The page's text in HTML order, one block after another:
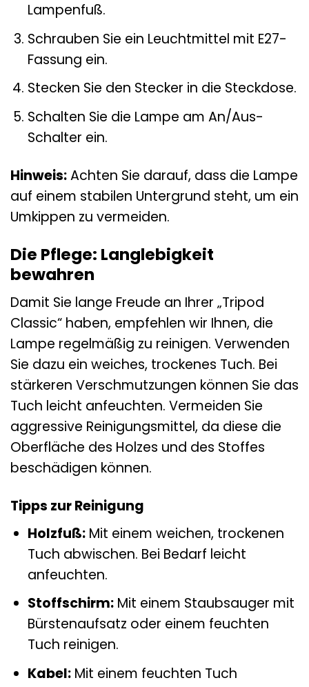
Lampenfuß.
Schrauben Sie ein Leuchtmittel mit E27-
Fassung ein.
Stecken Sie den Stecker in die Steckdose.
Schalten Sie die Lampe am An/Aus-
Schalter ein.
Hinweis:Achten Sie darauf, dass die Lampe
auf einem stabilen Untergrund steht, um ein
Umkippen zu vermeiden.
Die Pflege: Langlebigkeit
bewahren
Damit Sie lange Freude an Ihrer „Tripod
Classic“ haben, empfehlen wir Ihnen, die
Lampe regelmäßig zu reinigen. Verwenden
Sie dazu ein weiches, trockenes Tuch. Bei
stärkeren Verschmutzungen können Sie das
Tuch leicht anfeuchten. Vermeiden Sie
aggressive Reinigungsmittel, da diese die
Oberfläche des Holzes und des Stoffes
beschädigen können.
Tipps zur Reinigung
Holzfuß:Mit einem weichen, trockenen
Tuch abwischen. Bei Bedarf leicht
anfeuchten.
Stoffschirm:Mit einem Staubsauger mit
Bürstenaufsatz oder einem feuchten
Tuch reinigen.
Kabel:Mit einem feuchten Tuch